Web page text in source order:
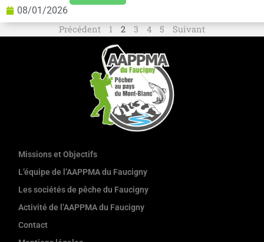
08/01/2026
Précédent
1 2 3 4 5 Suivant
Missions et Objectifs
L’équipe de l’AAPPMA du Faucigny
Les sociétés de pêche du Faucigny
Activité de l’AAPPMA du Faucigny
Contact